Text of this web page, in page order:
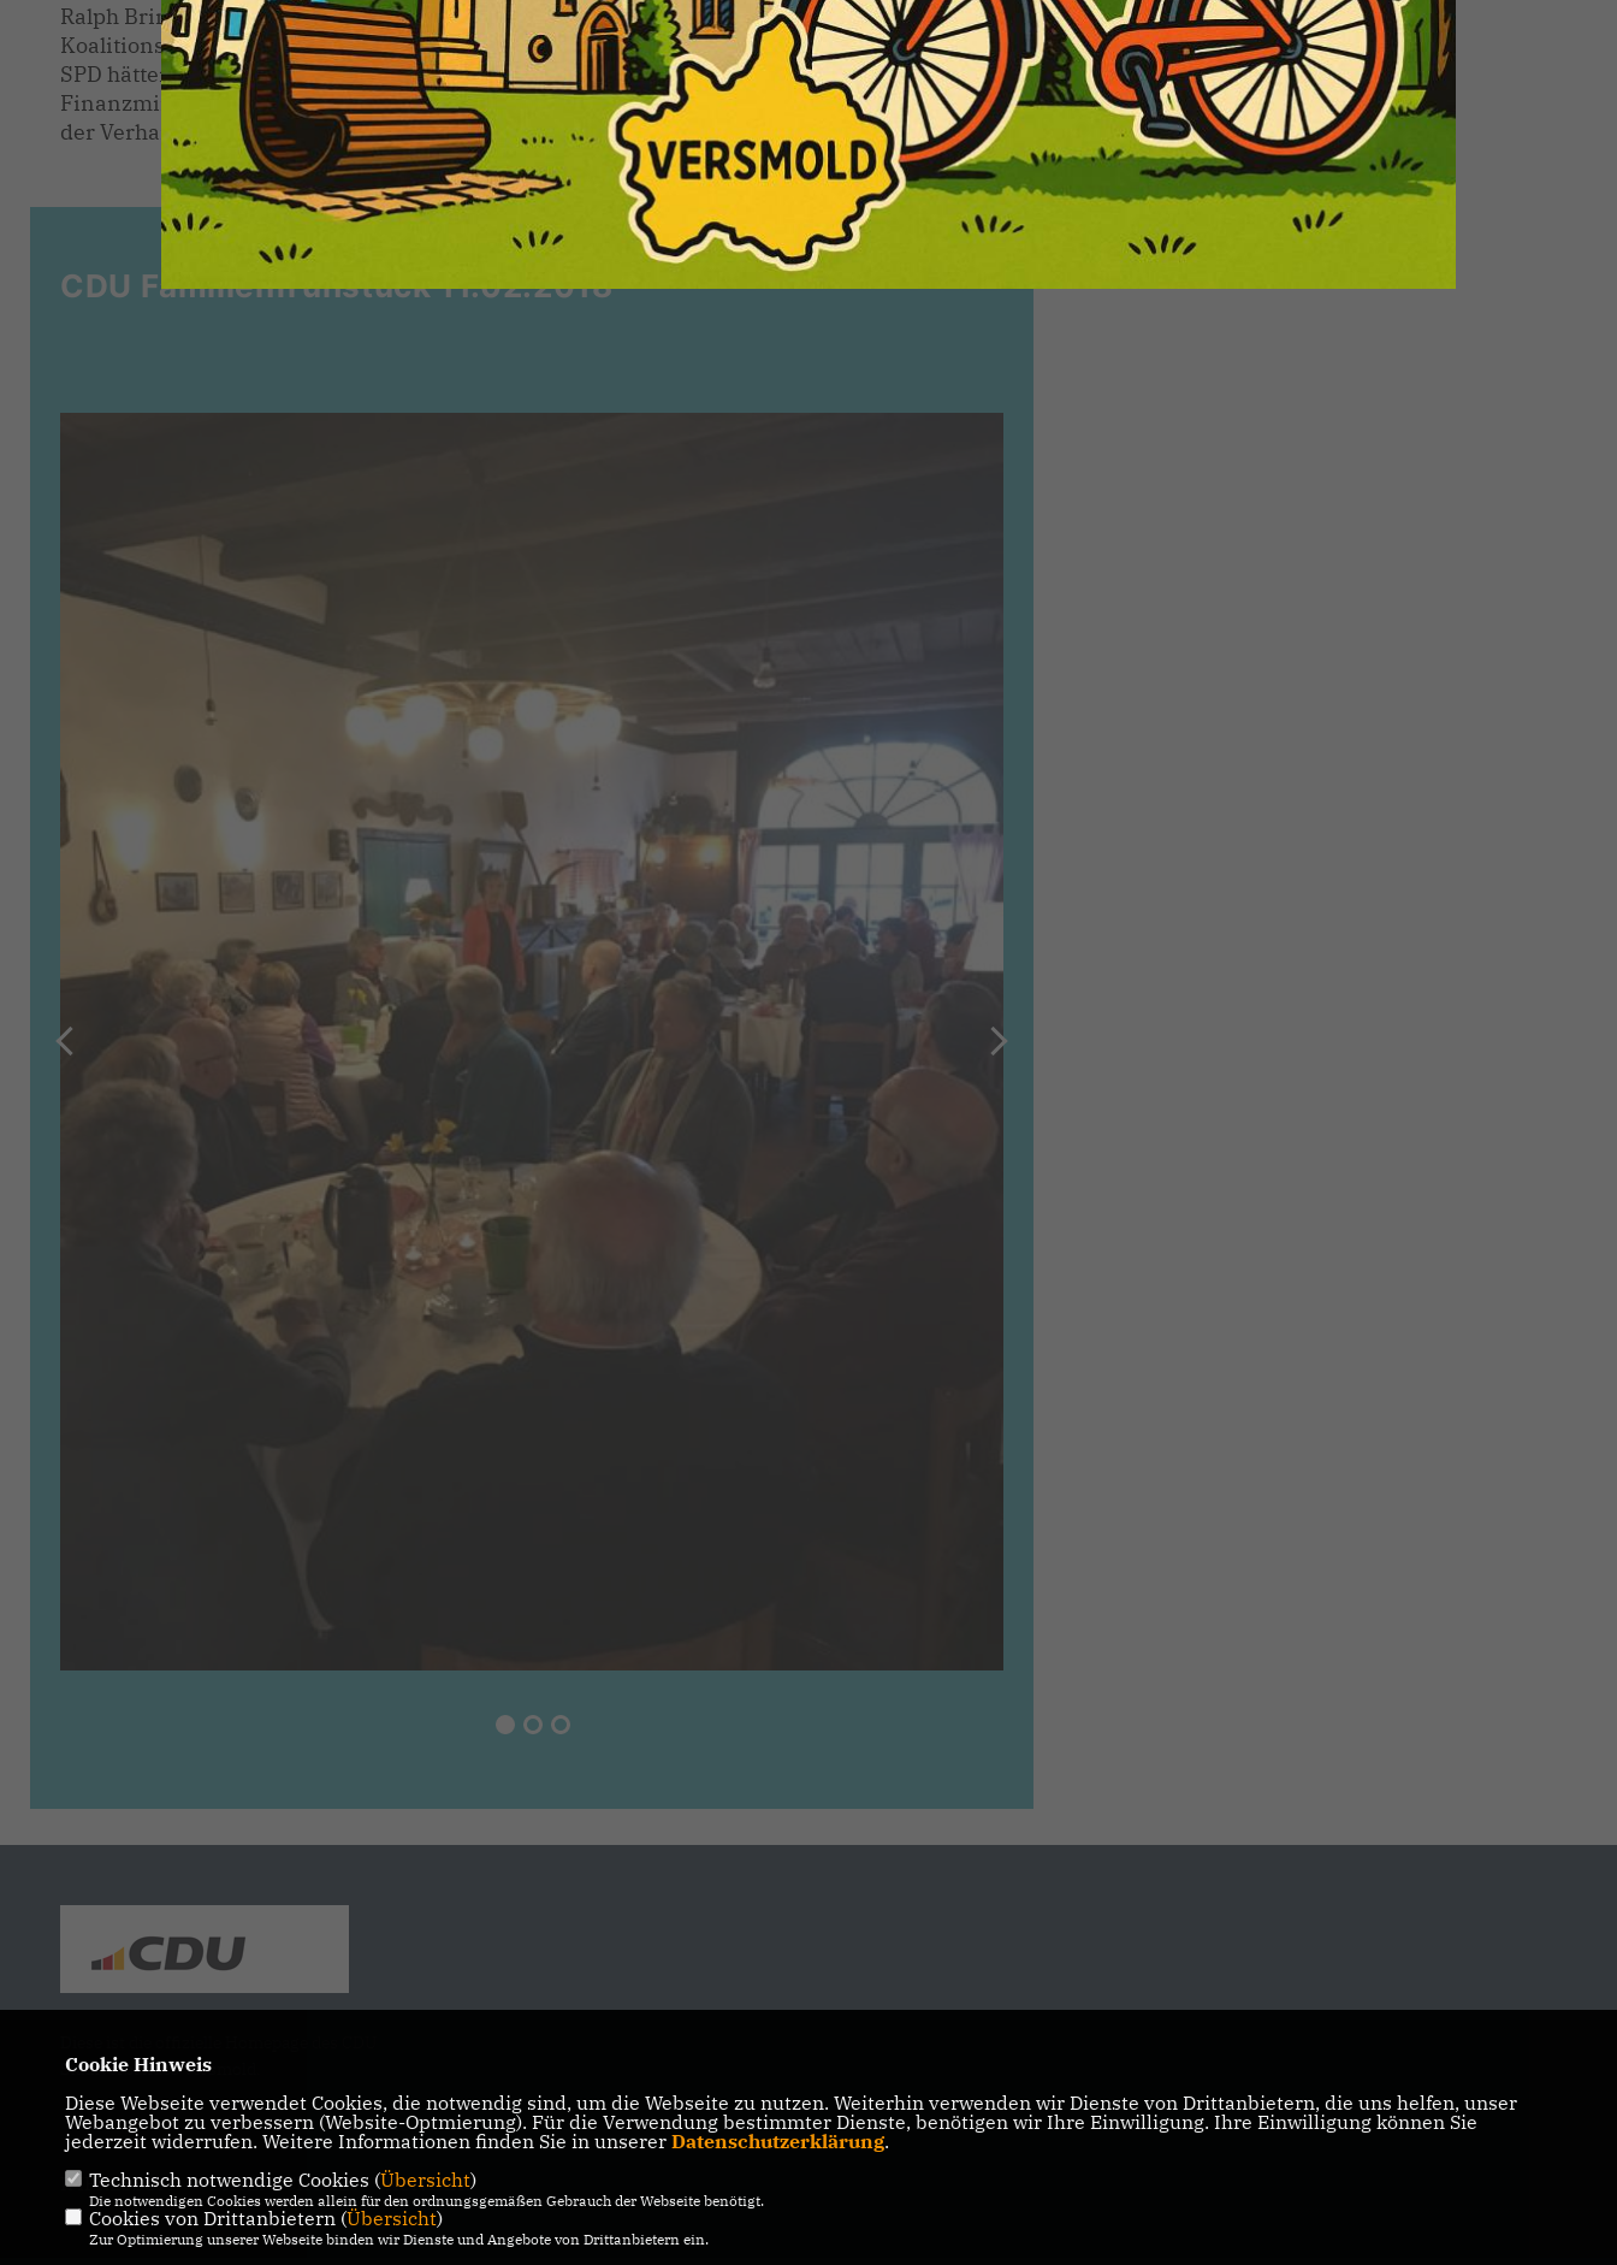
Ralph Brinkhaus ging ausführlich auf die schweren letzten Monate in Berlin ein. Der
Koalitionsvertrag sei ein guter Kompromiss der drei Parteien und CDU/CSU als auch die
SPD hätten wichtige Positionen ihrer Programme durchgesetzt. Auch der Verlust des
Finanzministeriums für die CDU sei zwar schmerzhaft aber im Vergleich eines Scheiterns
der Verhandlungen zu verkraften.
CDU Familienfrühstück 11.02.2018
Stadtverbandes Versmold.
IMPRESSUM DATENSCHUTZ KONTAKT
Cookie Hinweis
Diese Webseite verwendet Cookies, die notwendig sind, um die Webseite zu nutzen. Weiterhin verwenden wir Dienste von Drittanbietern, die uns helfen, unser
Webangebot zu verbessern (Website-Optmierung). Für die Verwendung bestimmter Dienste, benötigen wir Ihre Einwilligung. Ihre Einwilligung können Sie
jederzeit widerrufen. Weitere Informationen finden Sie in unserer Datenschutzerklärung.
Technisch notwendige Cookies (Übersicht)
Die notwendigen Cookies werden allein für den ordnungsgemäßen Gebrauch der Webseite benötigt.
Cookies von Drittanbietern (Übersicht)
Zur Optimierung unserer Webseite binden wir Dienste und Angebote von Drittanbietern ein.